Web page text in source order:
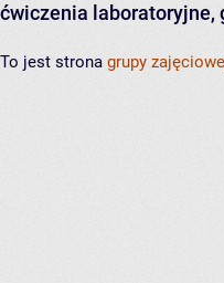
ćwiczenia laboratoryjne,
To jest strona grupy